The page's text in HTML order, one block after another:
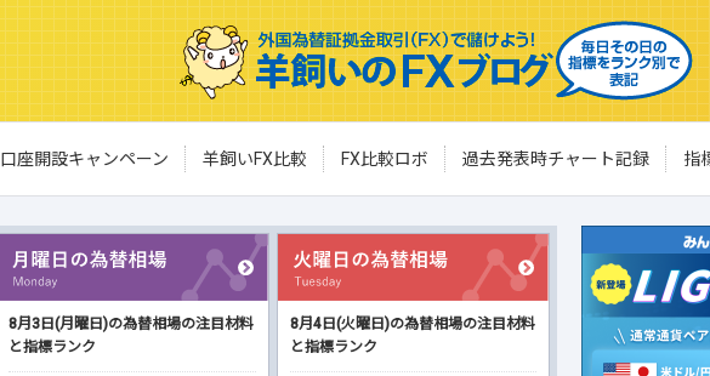
口座開設キャンペーン 羊飼いFX比較 FX比較ロボ 過去発表時チャート記録 指
8月3日(月曜日)の為替相場の注目材料
と指標ランク
8月4日(火曜日)の為替相場の注目材料
と指標ランク